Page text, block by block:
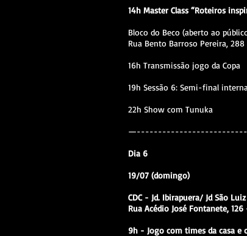
14h Master Class “Roteiros
Bloco do Beco (aberto ao
Rua Bento Barroso Pereira,
16h Transmissão jogo da Copa
19h Sessão 6: Semi-final
22h Show com Tunuka
Dia 6
19/07 (domingo)
CDC - Jd. Ibirapuera/ Jd São
Rua Acédio José Fontanete,
9h - Jogo com times da casa e